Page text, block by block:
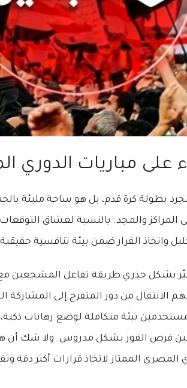
على مباريات الدوري
بطولة كرة قدم، بل هو ساحة مليئة
المراكز والمجد. بالنسبة لعشاق
واتخاذ القرار ضمن بيئة تنافسية
بشكل جذري طريقة تفاعل المشجعين مع
الانتقال من دور المتفرج إلى المشاركة
بيئة متكاملة لوضع رهانات
فرص الفوز بشكل مدروس. ولا شك أن هذا
الممتاز لاتخاذ قرارات أكثر دقة